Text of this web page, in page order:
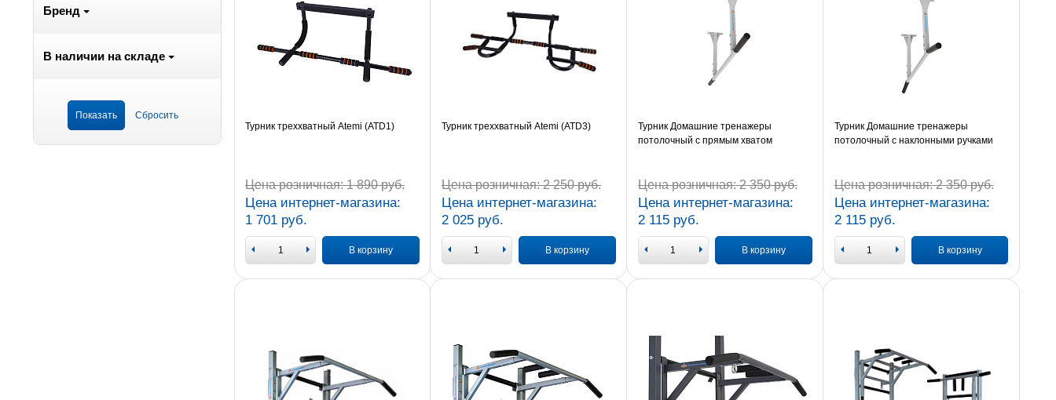
Бренд
В наличии на складе
Турник треххватный Atemi (ATD1)
Цена розничная:1 890 руб.
Цена интернет-магазина:
1 701 руб.
В корзину
Турник треххватный Atemi (ATD3)
Цена розничная:2 250 руб.
Цена интернет-магазина:
2 025 руб.
В корзину
Турник Домашние тренажеры
потолочный с прямым хватом
Цена розничная:2 350 руб.
Цена интернет-магазина:
2 115 руб.
В корзину
Турник Домашние тренажеры
потолочный с наклонными ручками
Цена розничная:2 350 руб.
Цена интернет-магазина:
2 115 руб.
В корзину